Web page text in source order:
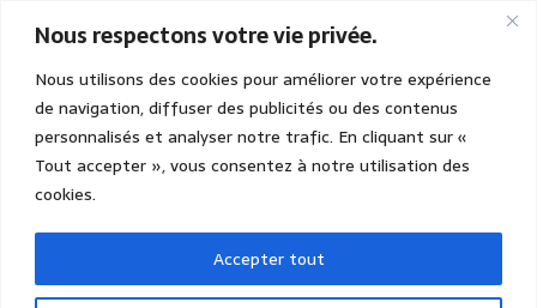
Nous respectons votre vie privée.
Nous utilisons des cookies pour améliorer votre expérience
de navigation, diffuser des publicités ou des contenus
personnalisés et analyser notre trafic. En cliquant sur «
Tout accepter », vous consentez à notre utilisation des
cookies.
Accepter tout